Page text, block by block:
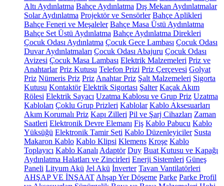
Altı Aydınlatma Bahçe Aydınlatma Dış Mekan Aydınlatmalar
Solar Aydınlatma Projektör ve Sensörler Bahçe Aplikleri
Bahçe Feneri ve Meşaleler Bahçe Masa Üstü Aydınlatma
Bahçe Set Üstü Aydınlatma Bahçe Aydınlatma Direkleri
Çocuk Odası Aydınlatma Çocuk Gece Lambası Çocuk Odası
Duvar Aydınlatmaları Çocuk Odası Abajuru Çocuk Odası
Avizesi Çocuk Masa Lambası Elektrik Malzemeleri Priz ve
Anahtarlar Priz Kutusu Telefon Prizi Priz Çerçevesi Golyat
Priz Nümeris Priz Priz Anahtar Priz Şalt Malzemeleri Sigorta
Kutusu Kontaktör Elektrik Sigortası Şalter Kaçak Akım
Rölesi Elektrik Sayacı Uzatma Kablosu ve Grup Priz Uzatma
Kabloları Çoklu Grup Prizleri Kablolar Kablo Aksesuarları
Akım Korumalı Priz Kapı Zilleri Pil ve Şarj Cihazları Zaman
Saatleri Elektronik Devre Elemanı Fiş Kablo Pabucu Kablo
Yüksüğü Elektronik Tamir Seti Kablo Düzenleyiciler Susta
Makaron Kablo Kablo Klipsi Klemens Kroşe Kablo
Toplayıcı Kablo Kanalı Adaptör Duy Buat Kutusu ve Kapağı
Aydınlatma Halatları ve Zincirleri Enerji Sistemleri Güneş
Paneli Lityum Akü Jel Akü İnverter Tavan Vantilatörleri
AHŞAP VE İNŞAAT Ahşap Yer Döşeme Parke Parke Profil